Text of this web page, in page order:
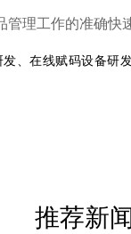
理工作的准确快
、在线赋码设备研
推荐新闻